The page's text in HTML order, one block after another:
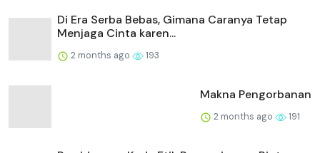
Di Era Serba Bebas, Gimana Caranya Tetap
Menjaga Cinta karen...
2 months ago 193
Makna Pengorbanan
2 months ago 191